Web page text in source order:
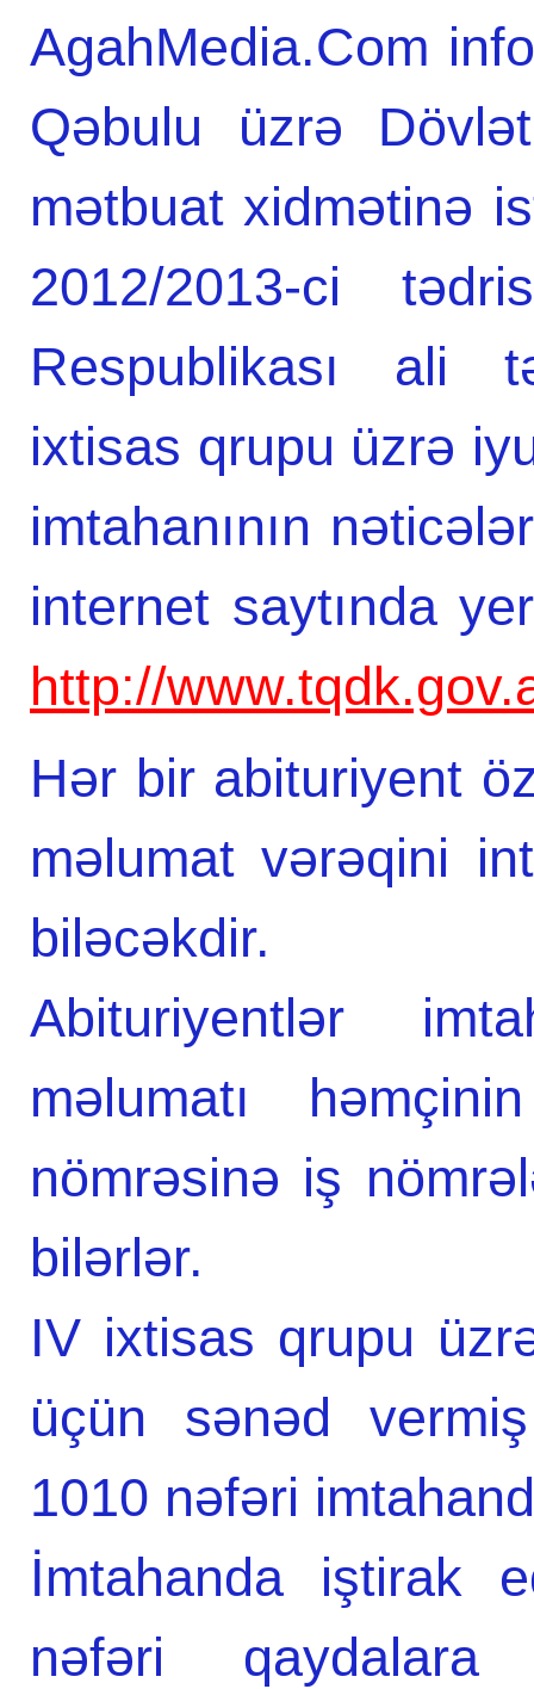
AgahMedia.Com
Qəbulu üzrə
mətbuat xidmətinə
2012/2013-ci
Respublikası ali
ixtisas qrupu üzrə
imtahanının
internet saytında
http://
Hər bir abituriyent
məlumat vərəqini
biləcəkdir.
Abituriyentlər
məlumatı
nömrəsinə iş
bilərlər.
IV ixtisas qrupu
üçün sənəd
1010 nəfəri
İmtahanda iştirak
nəfəri